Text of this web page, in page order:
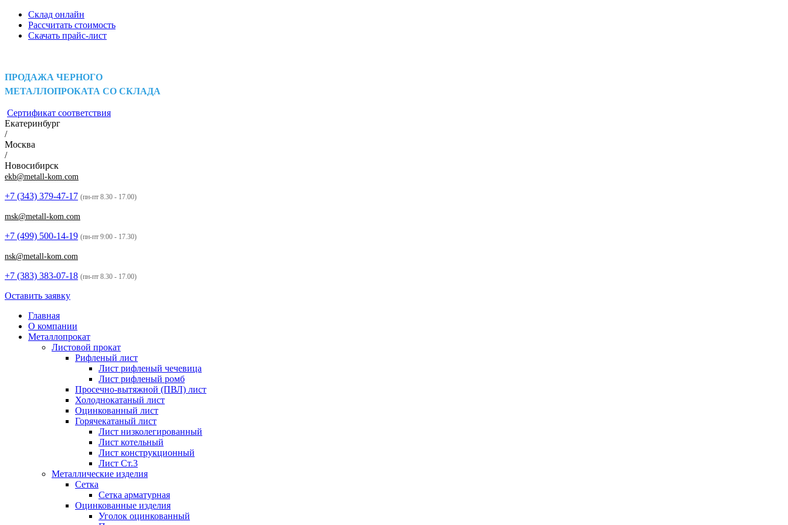
Склад онлайн
Рассчитать стоимость
Скачать прайс-лист
ПРОДАЖА ЧЕРНОГО
МЕТАЛЛОПРОКАТА СО СКЛАДА
Сертификат соответствия
Екатеринбург
/
Москва
/
Новосибирск
ekb@metall-kom.com
+7 (343) 379-47-17 (пн-пт 8.30 - 17.00)
msk@metall-kom.com
+7 (499) 500-14-19 (пн-пт 9:00 - 17.30)
nsk@metall-kom.com
+7 (383) 383-07-18 (пн-пт 8.30 - 17.00)
Оставить заявку
Главная
О компании
Металлопрокат
Листовой прокат
Рифленый лист
Лист рифленый чечевица
Лист рифленый ромб
Просечно-вытяжной (ПВЛ) лист
Холоднокатаный лист
Оцинкованный лист
Горячекатаный лист
Лист низколегированный
Лист котельный
Лист конструкционный
Лист Ст.3
Металлические изделия
Сетка
Сетка арматурная
Оцинкованные изделия
Уголок оцинкованный